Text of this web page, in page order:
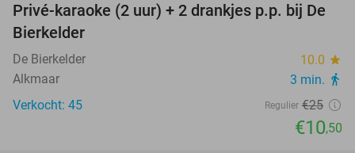
58%
Privé-karaoke (2 uur) + 2 drankjes p.p. bij De
Bierkelder
De Bierkelder 10.0 star
Alkmaar 3 min. directions_walk
Verkocht: 45 Regulier €25
€10,50